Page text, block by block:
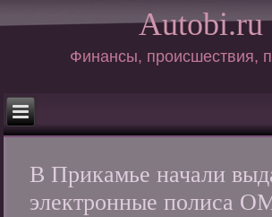
Autobi.ru
Финансы, происшествия,
В Прикамье начали
электронные полиса